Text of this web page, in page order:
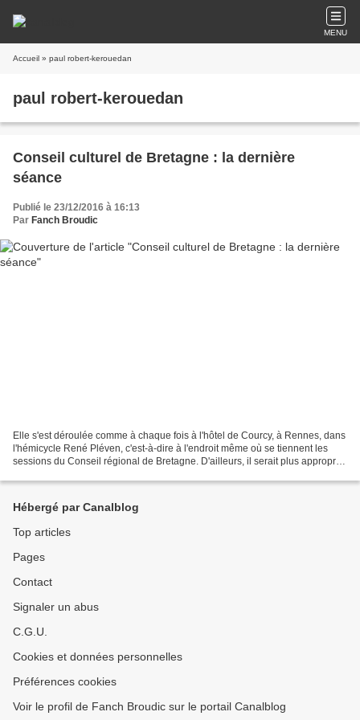
MENU
Accueil » paul robert-kerouedan
paul robert-kerouedan
Conseil culturel de Bretagne : la dernière
séance
Publié le 23/12/2016 à 16:13
Par Fanch Broudic
Elle s'est déroulée comme à chaque fois à l'hôtel de Courcy, à Rennes, dans
l'hémicycle René Pléven, c'est-à-dire à l'endroit même où se tiennent les
sessions du Conseil régional de Bretagne. D'ailleurs, il serait plus approprié
Hébergé par Canalblog
Top articles
Pages
Contact
Signaler un abus
C.G.U.
Cookies et données personnelles
Préférences cookies
Voir le profil de Fanch Broudic sur le portail Canalblog